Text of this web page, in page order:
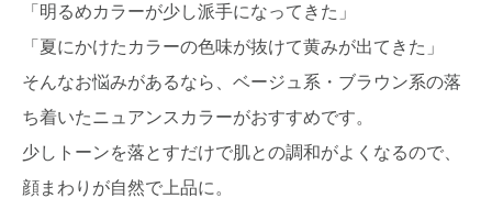
「明るめカラーが少し派手になってきた」
「夏にかけたカラーの色味が抜けて黄みが出てきた」
そんなお悩みがあるなら、ベージュ系・ブラウン系の落
ち着いたニュアンスカラーがおすすめです。
少しトーンを落とすだけで肌との調和がよくなるので、
顔まわりが自然で上品に。